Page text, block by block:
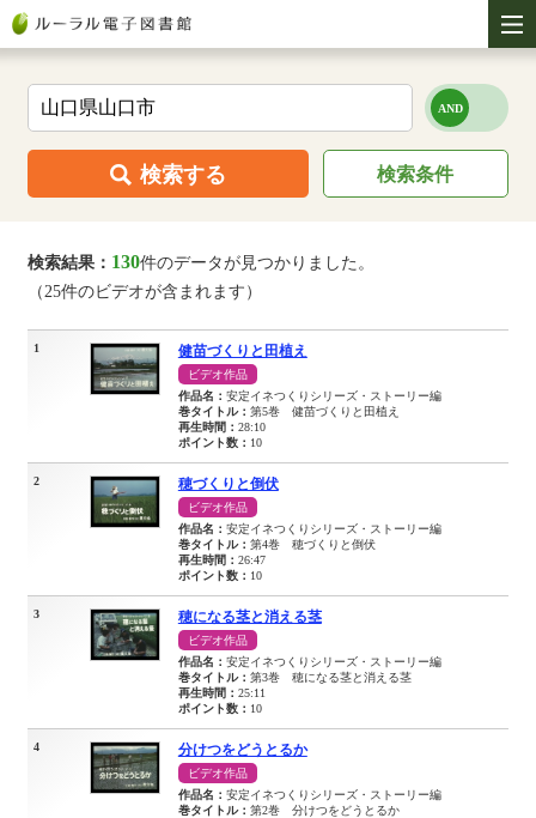
検索する 検索条件
検索結果： 130件のデータが見つかりました。
（25件のビデオが含まれます）
1 健苗づくりと田植え
ビデオ作品
作品名： 安定イネつくりシリーズ・ストーリー編
巻タイトル： 第5巻 健苗づくりと田植え
再生時間： 28:10
ポイント数： 10
2 穂づくりと倒伏
ビデオ作品
作品名： 安定イネつくりシリーズ・ストーリー編
巻タイトル： 第4巻 穂づくりと倒伏
再生時間： 26:47
ポイント数： 10
3 穂になる茎と消える茎
ビデオ作品
作品名： 安定イネつくりシリーズ・ストーリー編
巻タイトル： 第3巻 穂になる茎と消える茎
再生時間： 25:11
ポイント数： 10
4 分けつをどうとるか
ビデオ作品
作品名： 安定イネつくりシリーズ・ストーリー編
巻タイトル： 第2巻 分けつをどうとるか